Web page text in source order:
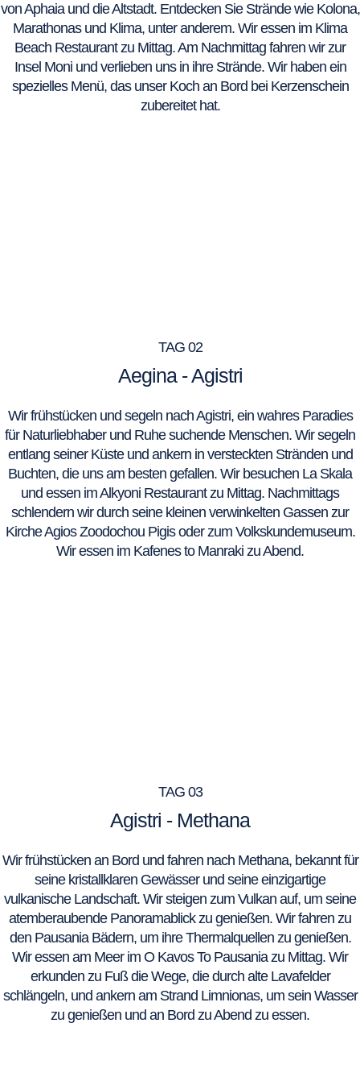
von Aphaia und die Altstadt. Entdecken Sie Strände wie Kolona,
Marathonas und Klima, unter anderem. Wir essen im Klima
Beach Restaurant zu Mittag. Am Nachmittag fahren wir zur
Insel Moni und verlieben uns in ihre Strände. Wir haben ein
spezielles Menü, das unser Koch an Bord bei Kerzenschein
zubereitet hat.
TAG 02
Aegina - Agistri
Wir frühstücken und segeln nach Agistri, ein wahres Paradies
für Naturliebhaber und Ruhe suchende Menschen. Wir segeln
entlang seiner Küste und ankern in versteckten Stränden und
Buchten, die uns am besten gefallen. Wir besuchen La Skala
und essen im Alkyoni Restaurant zu Mittag. Nachmittags
schlendern wir durch seine kleinen verwinkelten Gassen zur
Kirche Agios Zoodochou Pigis oder zum Volkskundemuseum.
Wir essen im Kafenes to Manraki zu Abend.
TAG 03
Agistri - Methana
Wir frühstücken an Bord und fahren nach Methana, bekannt für
seine kristallklaren Gewässer und seine einzigartige
vulkanische Landschaft. Wir steigen zum Vulkan auf, um seine
atemberaubende Panoramablick zu genießen. Wir fahren zu
den Pausania Bädern, um ihre Thermalquellen zu genießen.
Wir essen am Meer im O Kavos To Pausania zu Mittag. Wir
erkunden zu Fuß die Wege, die durch alte Lavafelder
schlängeln, und ankern am Strand Limnionas, um sein Wasser
zu genießen und an Bord zu Abend zu essen.